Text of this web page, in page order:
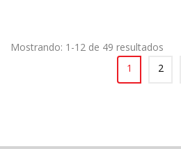
Mostrando: 1-12 de 49 resultados
1
2